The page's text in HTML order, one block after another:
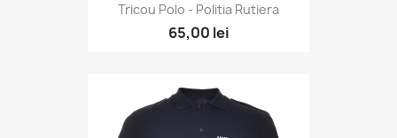
Tricou Polo - Politia Rutiera
65,00 lei